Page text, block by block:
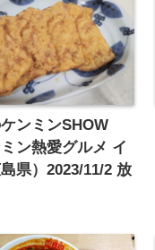
ケンミンSHOW
ン熱愛グルメ イ
県）2023/11/2 放